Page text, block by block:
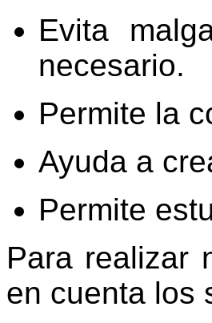
Evita
necesario.
Permite la
Ayuda a
Permite
Para realizar
en cuenta los